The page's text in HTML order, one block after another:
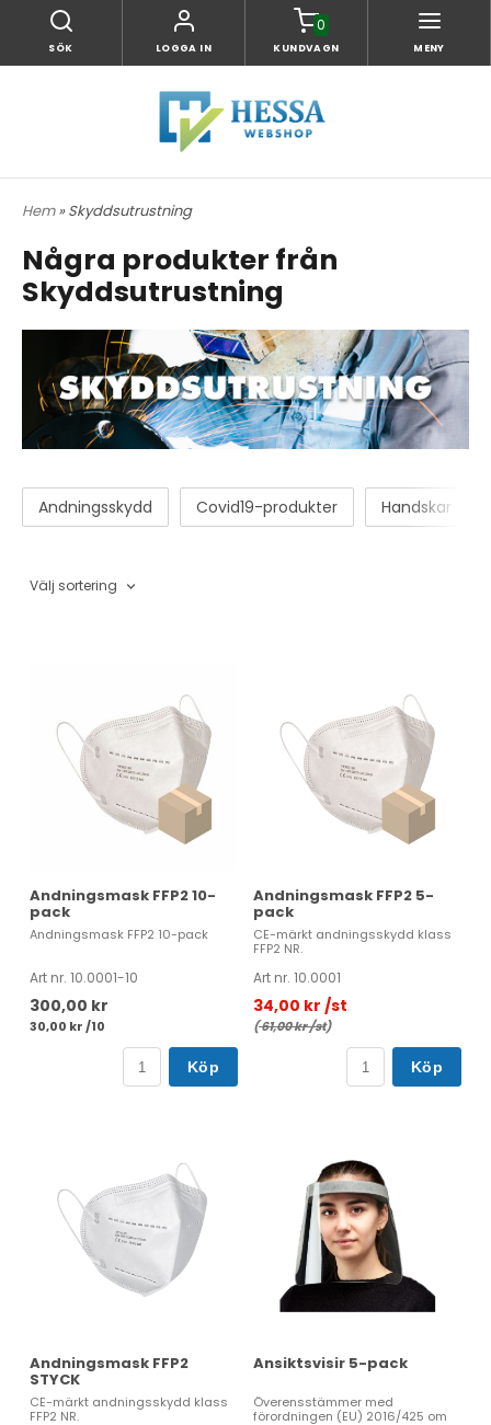
SÖK LOGGA IN
0
KUNDVAGN MENY
Hem» Skyddsutrustning
Några produkter från
Skyddsutrustning
Andningsskydd Covid19-produkter Handskar
Välj sortering
Andningsmask FFP2 10-
pack
Andningsmask FFP2 10-pack
Art nr. 10.0001-10
300,00 kr
30,00 kr /10
Köp
Andningsmask FFP2 5-
pack
CE-märkt andningsskydd klass
FFP2 NR.
Art nr. 10.0001
34,00 kr /st
(61,00 kr /st)
Köp
Andningsmask FFP2
STYCK
CE-märkt andningsskydd klass
FFP2 NR.
Ansiktsvisir 5-pack
Överensstämmer med
förordningen (EU) 2016/425 om